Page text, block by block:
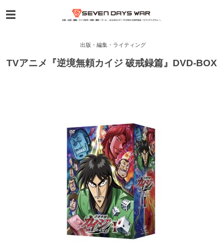
出版・編集・ライティング
TVアニメ『逆境無頼カイジ 破戒録篇』DVD-BOX